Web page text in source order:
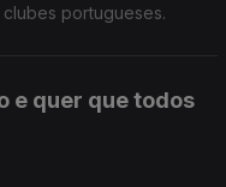
portugueses.
e quer que todos